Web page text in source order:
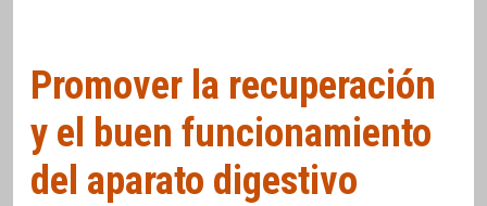
Promover la recuperación
y el buen funcionamiento
del aparato digestivo